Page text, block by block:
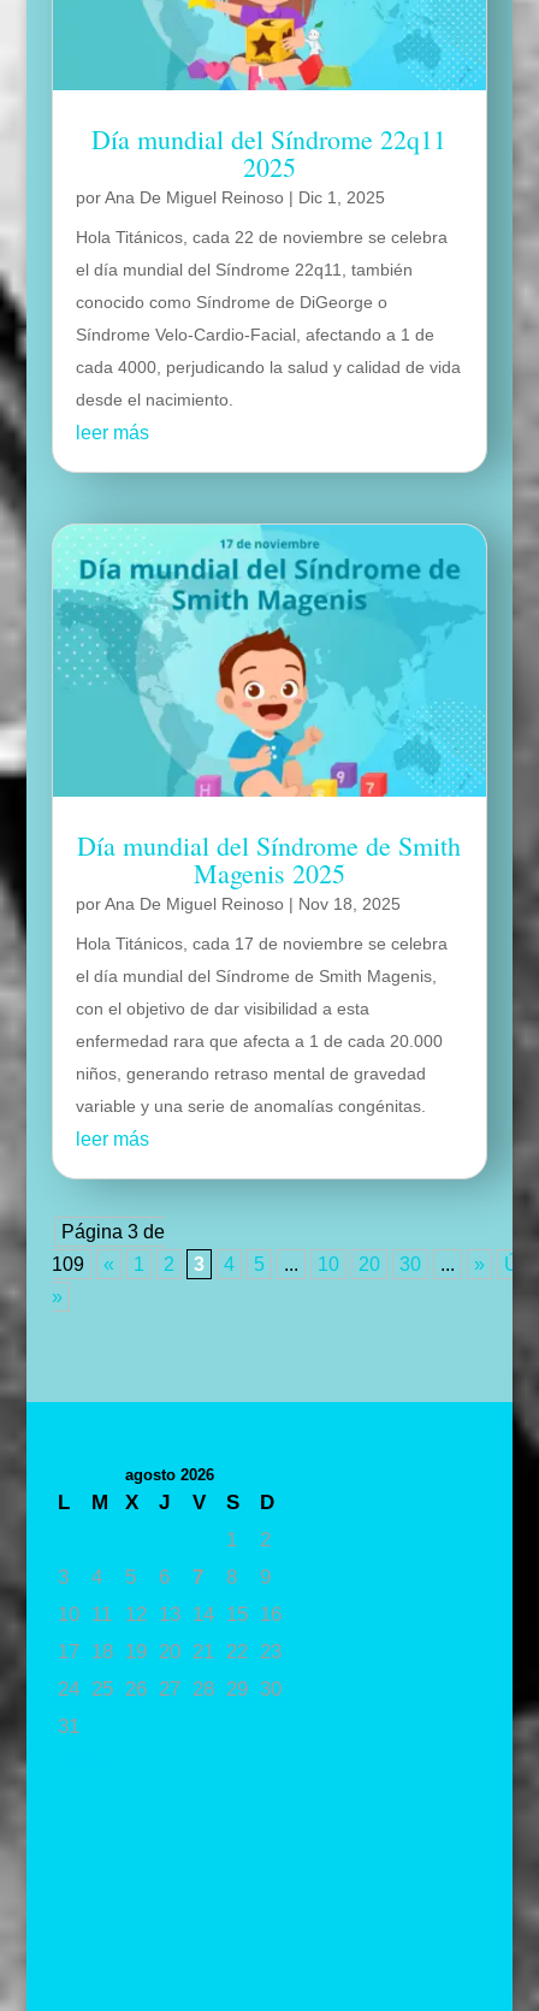
Día mundial del Síndrome 22q11
2025
porAna De Miguel Reinoso| Dic 1, 2025
Hola Titánicos, cada 22 de noviembre se celebra
el día mundial del Síndrome 22q11, también
conocido como Síndrome de DiGeorge o
Síndrome Velo-Cardio-Facial, afectando a 1 de
cada 4000, perjudicando la salud y calidad de vida
desde el nacimiento.
leer más
Día mundial del Síndrome de Smith
Magenis 2025
porAna De Miguel Reinoso| Nov 18, 2025
Hola Titánicos, cada 17 de noviembre se celebra
el día mundial del Síndrome de Smith Magenis,
con el objetivo de dar visibilidad a esta
enfermedad rara que afecta a 1 de cada 20.000
niños, generando retraso mental de gravedad
variable y una serie de anomalías congénitas.
leer más
Página 3 de
109
« 1 2 3 4 5 ... 10 20 30 ... »
»
agosto 2026
L M X J V S
D
1
2
3
4 5 6 7 8
9
10
11 12 13 14 15
16
17
18 19 20 21 22
23
24
25 26 27 28 29 30
31